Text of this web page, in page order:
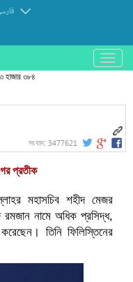
باز
و
کردن
হাজার ৩৮৪
সংবাদ: 3477621
প্রতীক
মহাসচিব শহীদ মেজর
রমজান নামে অধিক প্রসিদ্ধ,
করেছেন। তিনি ফিলিস্তিনের